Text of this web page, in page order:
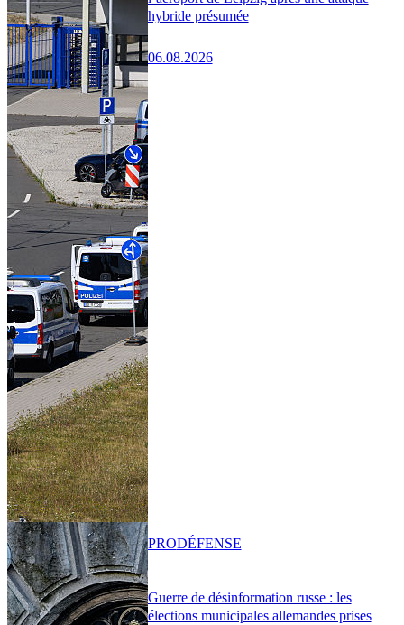
hybride présumée
06.08.2026
Guerre de désinformation russe : les
élections municipales allemandes prises
PRODÉFENSE